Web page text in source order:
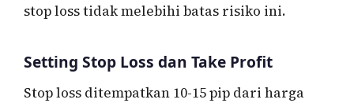
stop loss tidak melebihi batas risiko ini.
Setting Stop Loss dan Take Profit
Stop loss ditempatkan 10-15 pip dari harga